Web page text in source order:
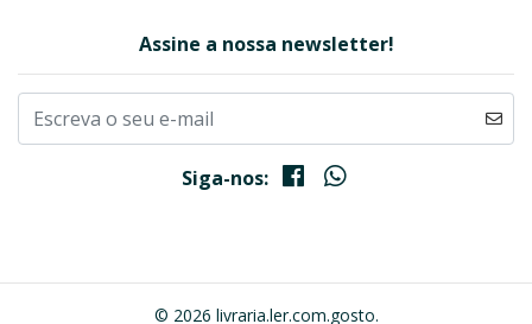
Assine a nossa newsletter!
Siga-nos:
© 2026 livraria.ler.com.gosto.